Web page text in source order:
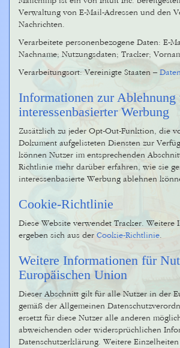
Verwaltung von E-Mail-Adressen und den
Nachrichten.
Verarbeitete personenbezogene Daten: E-
Nachname; Nutzungsdaten; Tracker;
Verarbeitungsort: Vereinigte Staaten –
Informationen zur Ablehnung
interessenbasierter Werbung
Zusätzlich zu jeder Opt-Out-Funktion, die
Dokument aufgelisteten Diensten zur
können Nutzer im entsprechenden
Richtlinie mehr darüber erfahren, wie sie
interessenbasierte Werbung ablehnen
Cookie-Richtlinie
Diese Website verwendet Tracker. Weitere
ergeben sich aus der Cookie-Richtlinie.
Weitere Informationen für
Europäischen Union
Dieser Abschnitt gilt für alle Nutzer in der
gemäß der Allgemeinen
ersetzt für diese Nutzer alle anderen
abweichenden oder widersprüchlichen
Datenschutzerklärung. Weitere